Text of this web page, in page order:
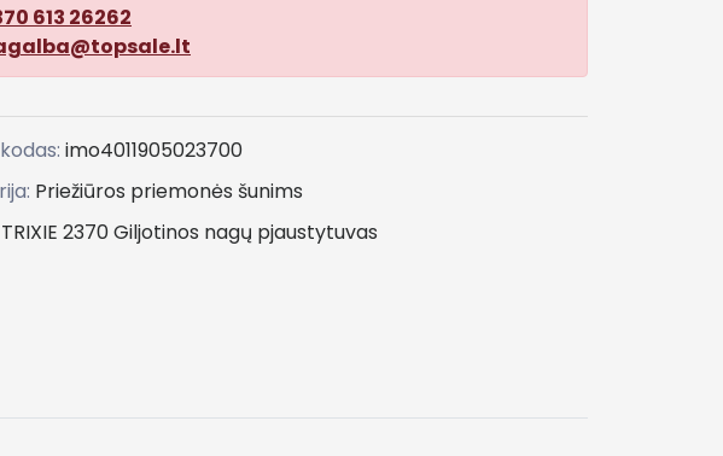
613 26262
imo4011905023700
Priežiūros priemonės šunims
TRIXIE 2370Giljotinos nagų pjaustytuvas